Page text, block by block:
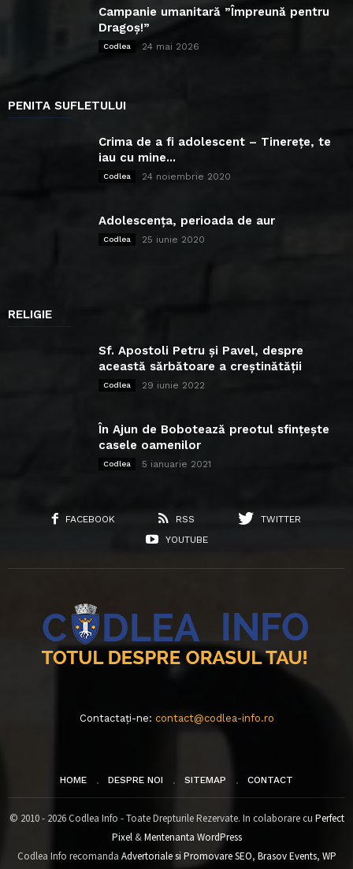
Campanie umanitară ”Împreună pentru
Dragoș!”
Codlea 24 mai 2026
PENITA SUFLETULUI
Crima de a fi adolescent – Tinerețe, te
iau cu mine...
Codlea 24 noiembrie 2020
Adolescența, perioada de aur
Codlea 25 iunie 2020
RELIGIE
Sf. Apostoli Petru și Pavel, despre
această sărbătoare a creștinătății
Codlea 29 iunie 2022
În Ajun de Bobotează preotul sfințește
casele oamenilor
Codlea 5 ianuarie 2021
FACEBOOK RSS
TWITTER
YOUTUBE
Contactați-ne: contact@codlea-info.ro
HOME DESPRE NOI SITEMAP CONTACT
© 2010 - 2026 Codlea Info - Toate Drepturile Rezervate. In colaborare cu Perfect
Pixel&Mentenanta WordPress
Codlea Info recomanda Advertoriale si Promovare SEO, Brasov Events, WP